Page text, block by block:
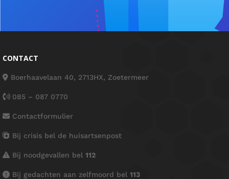
CONTACT
Boerhaavelaan 40, 2713HX, Zoetermeer
085 – 087 0770
Contactformulier
Bij crisis bel de huisartsenpost
Bij noodgevallen bel 112
Bij gedachten aan zelfmoord bel 113